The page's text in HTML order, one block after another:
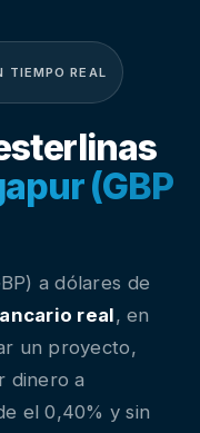
TIEMPO REAL
(GBP
a dólares de
real, en
un proyecto,
dinero a
el 0,40% y sin